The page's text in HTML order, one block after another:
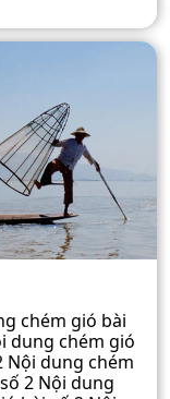
chém gió bài
dung chém gió
Nội dung chém
2 Nội dung